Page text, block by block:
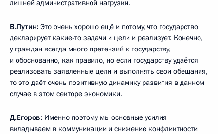
лишней административной нагрузки.
В.Путин: Это очень хорошо ещё и потому, что государство
декларирует какие-то задачи и цели и реализует. Конечно,
у граждан всегда много претензий к государству,
и обоснованно, как правило, но если государству удаётся
реализовать заявленные цели и выполнять свои обещания,
то это даёт очень позитивную динамику развития в данном
случае в этом секторе экономики.
Д.Егоров: Именно поэтому мы основные усилия
вкладываем в коммуникации и снижение конфликтности